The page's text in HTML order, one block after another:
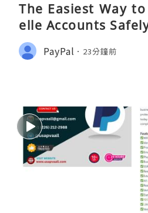
The Easiest Way
elle Accounts
PayPal 23分鐘前